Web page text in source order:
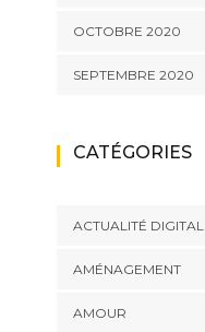
OCTOBRE 2020
SEPTEMBRE 2020
CATÉGORIES
ACTUALITÉ DIGITAL
AMÉNAGEMENT
AMOUR